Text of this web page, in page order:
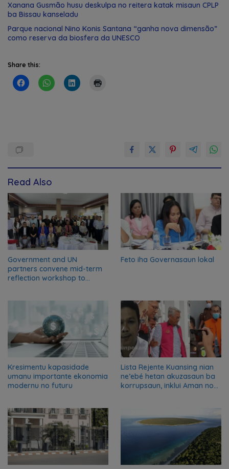
Xanana Gusmão husu deskulpa no reitera katak misaun CPLP
ba Bissau kanseladu
Parque nacional Nino Konis Santana “ganha nova dimensão”
como reserva da biosfera da UNESCO
Share this:
Read Also
Government and UN
partners convene mid-term
reflection workshop to
Feto iha Governasaun lokal
Kresimentu kapasidade
umanu importante ekonomia
modernu no futuru
Lista Rejente Kuansing nian
ne’ebé hetan akuzasaun ba
korrupsaun, inklui Aman no